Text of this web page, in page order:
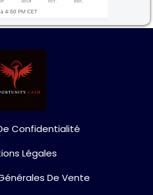
Confidentialité
Légales
De Vente